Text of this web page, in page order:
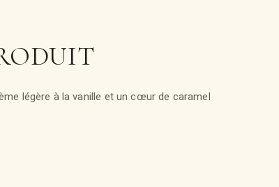
légère à la vanille et un cœur de caramel